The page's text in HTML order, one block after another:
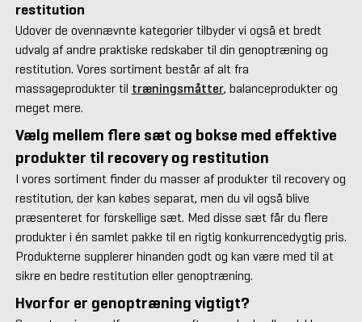
restitution
Udover de ovennævnte kategorier tilbyder vi også et bredt
udvalg af andre praktiske redskaber til din genoptræning og
restitution. Vores sortiment består af alt fra
massageprodukter til træningsmåtter, balanceprodukter og
meget mere.
Vælg mellem flere sæt og bokse med effektive
produkter til recovery og restitution
I vores sortiment finder du masser af produkter til recovery og
restitution, der kan købes separat, men du vil også blive
præsenteret for forskellige sæt. Med disse sæt får du flere
produkter i én samlet pakke til en rigtig konkurrencedygtig pris.
Produkterne supplerer hinanden godt og kan være med til at
sikre en bedre restitution eller genoptræning.
Hvorfor er genoptræning vigtigt?